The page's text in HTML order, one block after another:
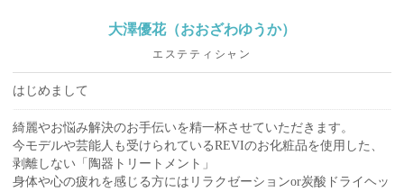
大澤優花（おおざわゆうか）
エステティシャン
はじめまして
綺麗やお悩み解決のお手伝いを精一杯させていただきます。
今モデルや芸能人も受けられているREVIのお化粧品を使用した、
剥離しない「陶器トリートメント」
身体や心の疲れを感じる方にはリラクゼーションor炭酸ドライヘッ